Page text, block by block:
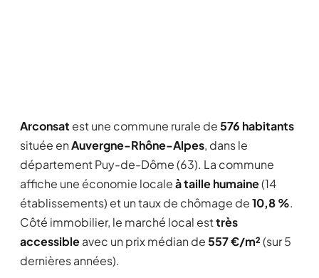
Arconsat est une commune rurale de576 habitants
située enAuvergne-Rhône-Alpes, dans le
département Puy-de-Dôme (63). La commune
affiche une économie localeà taille humaine(14
établissements) et un taux de chômage de10,8 %.
Côté immobilier, le marché local esttrès
accessibleavec un prix médian de557 €/m²(sur 5
dernières années).